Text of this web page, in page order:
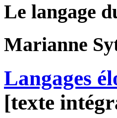
Le langage
Marianne
Langages
[texte